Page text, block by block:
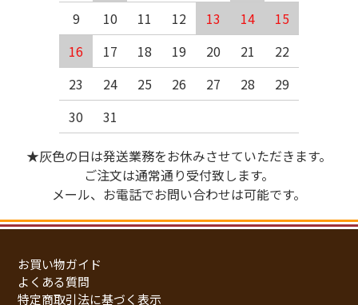
9
10 11 12 13 14
15
16
17 18 19 20 21
22
23
24 25 26 27 28
29
30
31
★灰色の日は発送業務をお休みさせていただきます。
ご注文は通常通り受付致します。
メール、お電話でお問い合わせは可能です。
お買い物ガイド
よくある質問
特定商取引法に基づく表示